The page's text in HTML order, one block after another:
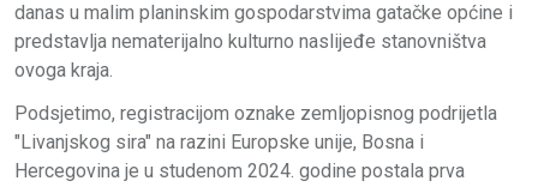
danas u malim planinskim gospodarstvima gatačke općine i
predstavlja nematerijalno kulturno naslijeđe stanovništva
ovoga kraja.
Podsjetimo, registracijom oznake zemljopisnog podrijetla
"Livanjskog sira" na razini Europske unije, Bosna i
Hercegovina je u studenom 2024. godine postala prva